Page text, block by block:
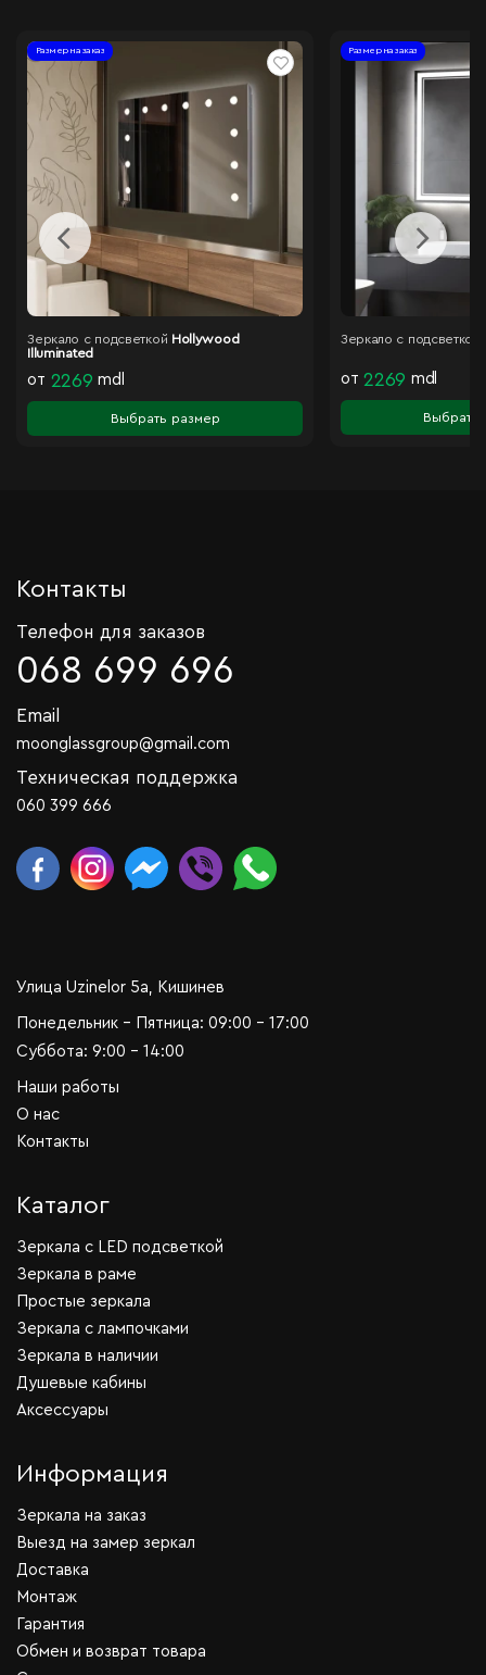
Размер на заказ
Зеркало с подсветкой Hollywood
Illuminated
от 2269 mdl
Выбрать размер
Размер на заказ
Зеркало с подсветкой
от 2269 mdl
Выбрать
Контакты
Телефон для заказов
068 699 696
Email
moonglassgroup@gmail.com
Техническая поддержка
060 399 666
Улица Uzinelor 5a, Кишинев
Понедельник - Пятница: 09:00 - 17:00
Суббота: 9:00 - 14:00
Наши работы
О нас
Контакты
Каталог
Зеркала c LED подсветкой
Зеркала в раме
Простые зеркала
Зеркала с лампочками
Зеркала в наличии
Душевые кабины
Аксессуары
Информация
Зеркала на заказ
Выезд на замер зеркал
Доставка
Монтаж
Гарантия
Обмен и возврат товара